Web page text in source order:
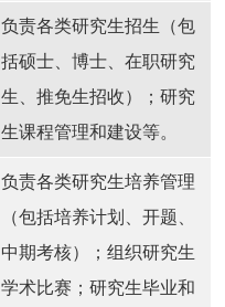
负责各类研究生招生（包
括硕士、博士、在职研究
生、推免生招收）；研究
生课程管理和建设等。
负责各类研究生培养管理
（包括培养计划、开题、
中期考核）；组织研究生
学术比赛；研究生毕业和